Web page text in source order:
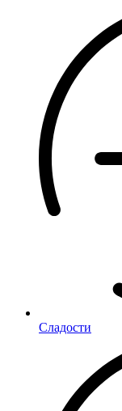
Сладости